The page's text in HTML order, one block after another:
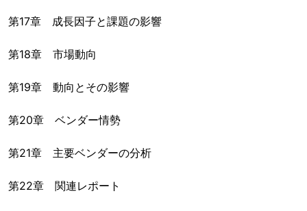
第17章 成長因子と課題の影響
第18章 市場動向
第19章 動向とその影響
第20章 ベンダー情勢
第21章 主要ベンダーの分析
第22章 関連レポート